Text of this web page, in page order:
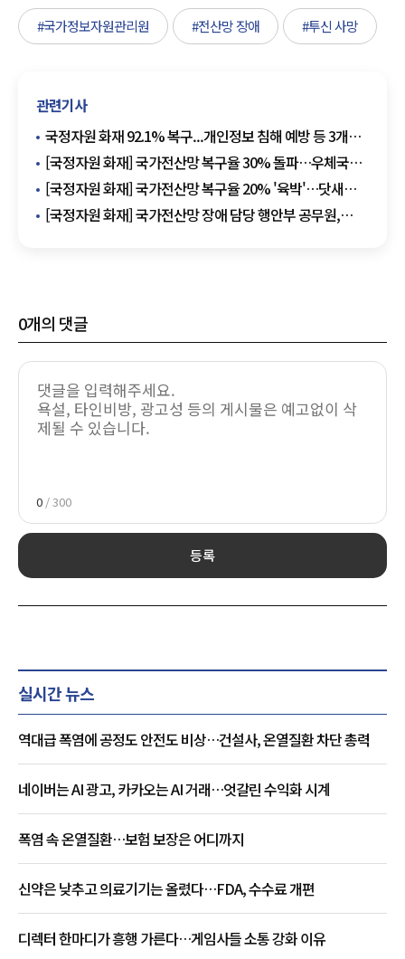
#국가정보자원관리원 #전산망 장애 #투신 사망
관련기사
국정자원 화재 92.1% 복구...개인정보 침해 예방 등 3개
시스템 추가 정상화
[국정자원 화재] 국가전산망 복구율 30% 돌파…우체국
쇼핑몰 등 정상화
[국정자원 화재] 국가전산망 복구율 20% '육박'…닷새
만에 128개 시스템 정상화
[국정자원 화재] 국가전산망 장애 담당 행안부 공무원,
0개의 댓글
0 / 300
등록
실시간 뉴스
역대급 폭염에 공정도 안전도 비상…건설사, 온열질환 차단 총력
네이버는 AI 광고, 카카오는 AI 거래…엇갈린 수익화 시계
폭염 속 온열질환…보험 보장은 어디까지
신약은 낮추고 의료기기는 올렸다…FDA, 수수료 개편
디렉터 한마디가 흥행 가른다…게임사들 소통 강화 이유